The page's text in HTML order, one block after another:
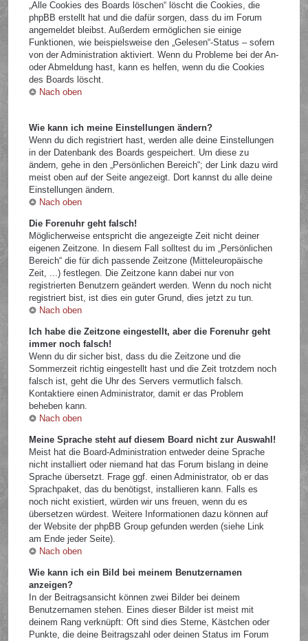
„Alle Cookies des Boards löschen“ löscht die Cookies, die
phpBB erstellt hat und die dafür sorgen, dass du im Forum
angemeldet bleibst. Außerdem ermöglichen sie einige
Funktionen, wie beispielsweise den „Gelesen“-Status – sofern
von der Administration aktiviert. Wenn du Probleme bei der An-
oder Abmeldung hast, kann es helfen, wenn du die Cookies
des Boards löscht.
Nach oben
Wie kann ich meine Einstellungen ändern?
Wenn du dich registriert hast, werden alle deine Einstellungen
in der Datenbank des Boards gespeichert. Um diese zu
ändern, gehe in den „Persönlichen Bereich“; der Link dazu wird
meist oben auf der Seite angezeigt. Dort kannst du alle deine
Einstellungen ändern.
Nach oben
Die Forenuhr geht falsch!
Möglicherweise entspricht die angezeigte Zeit nicht deiner
eigenen Zeitzone. In diesem Fall solltest du im „Persönlichen
Bereich“ die für dich passende Zeitzone (Mitteleuropäische
Zeit, ...) festlegen. Die Zeitzone kann dabei nur von
registrierten Benutzern geändert werden. Wenn du noch nicht
registriert bist, ist dies ein guter Grund, dies jetzt zu tun.
Nach oben
Ich habe die Zeitzone eingestellt, aber die Forenuhr geht
immer noch falsch!
Wenn du dir sicher bist, dass du die Zeitzone und die
Sommerzeit richtig eingestellt hast und die Zeit trotzdem noch
falsch ist, geht die Uhr des Servers vermutlich falsch.
Kontaktiere einen Administrator, damit er das Problem
beheben kann.
Nach oben
Meine Sprache steht auf diesem Board nicht zur Auswahl!
Meist hat die Board-Administration entweder deine Sprache
nicht installiert oder niemand hat das Forum bislang in deine
Sprache übersetzt. Frage ggf. einen Administrator, ob er das
Sprachpaket, das du benötigst, installieren kann. Falls es
noch nicht existiert, würden wir uns freuen, wenn du es
übersetzen würdest. Weitere Informationen dazu können auf
der Website der phpBB Group gefunden werden (siehe Link
am Ende jeder Seite).
Nach oben
Wie kann ich ein Bild bei meinem Benutzernamen
anzeigen?
In der Beitragsansicht können zwei Bilder bei deinem
Benutzernamen stehen. Eines dieser Bilder ist meist mit
deinem Rang verknüpft: Oft sind dies Sterne, Kästchen oder
Punkte, die deine Beitragszahl oder deinen Status im Forum